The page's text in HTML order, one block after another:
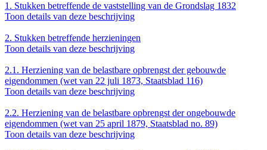
1. Stukken betreffende de vaststelling van de Grondslag 1832
Toon details van deze beschrijving
2. Stukken betreffende herzieningen
Toon details van deze beschrijving
2.1. Herziening van de belastbare opbrengst der gebouwde
eigendommen (wet van 22 juli 1873, Staatsblad 116)
Toon details van deze beschrijving
2.2. Herziening van de belastbare opbrengst der ongebouwde
eigendommen (wet van 25 april 1879, Staatsblad no. 89)
Toon details van deze beschrijving